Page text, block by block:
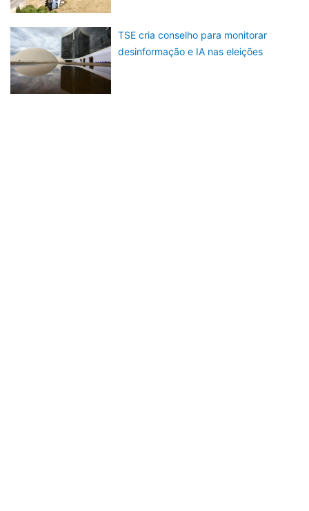
TSE cria conselho para monitorar
desinformação e IA nas eleições